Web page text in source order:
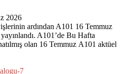
2026
ardından A101 16 Temmuz
A101’de Bu Hafta
olan 16 Temmuz A101 aktüel